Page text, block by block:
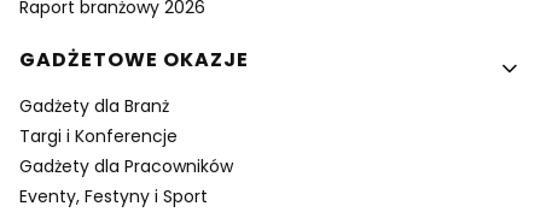
Raport branżowy 2026
GADŻETOWE OKAZJE
Gadżety dla Branż
Targi i Konferencje
Gadżety dla Pracowników
Eventy, Festyny i Sport